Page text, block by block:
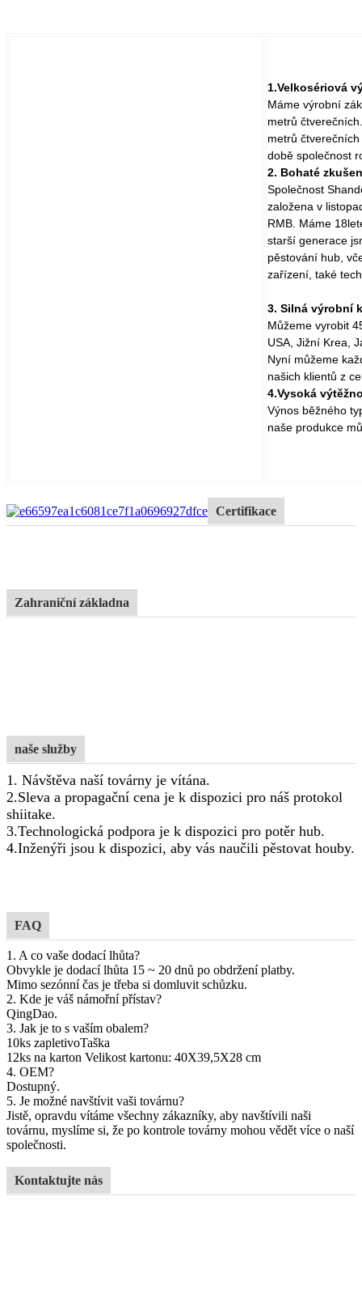
1.Velkosériová
Máme výrobní
metrů
metrů
době společnost
2. Bohaté
Společnost
založena v
RMB. Máme
starší generace
pěstování hub,
zařízení, také
3. Silná výrobní
Můžeme vyrobit
USA, Jižní Krea,
Nyní můžeme
našich klientů z
4.Vysoká
Výnos běžného
naše produkce
Certifikace
Zahraniční základna
naše služby
1. Návštěva naší továrny je vítána.
2.Sleva a propagační cena je k dispozici pro náš protokol
shiitake.
3.Technologická podpora je k dispozici pro potěr hub.
4.Inženýři jsou k dispozici, aby vás naučili pěstovat houby.
FAQ
1. A co vaše dodací lhůta?
Obvykle je dodací lhůta 15 ~ 20 dnů po obdržení platby.
Mimo sezónní čas je třeba si domluvit schůzku.
2. Kde je váš námořní přístav?
QingDao.
3. Jak je to s vaším obalem?
10ks zapletivoTaška
12ks na karton Velikost kartonu: 40X39,5X28 cm
4. OEM?
Dostupný.
5. Je možné navštívit vaši továrnu?
Jistě, opravdu vítáme všechny zákazníky, aby navštívili naši
továrnu, myslíme si, že po kontrole továrny mohou vědět více o naší
společnosti.
Kontaktujte nás